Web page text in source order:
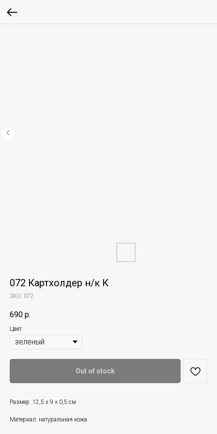
072 Картхолдер н/к К
SKU: 072
690 р.
Цвет
Out of stock
Размер: 12,5 х 9 х 0,5 см
Материал: натуральная кожа